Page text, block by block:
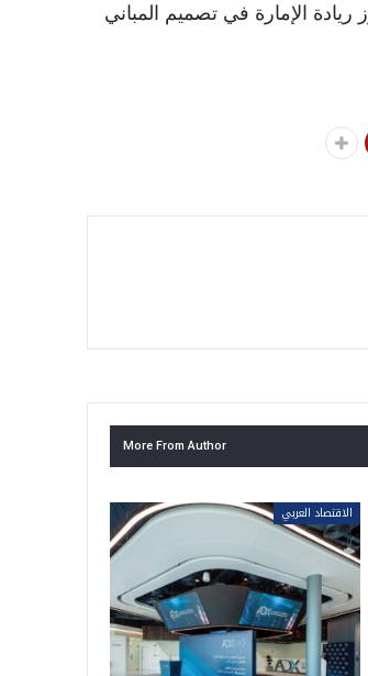
ريادة الإمارة في تصميم المباني
More From Author
الاقتصاد العربي